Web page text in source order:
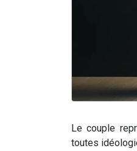
Le couple
toutes